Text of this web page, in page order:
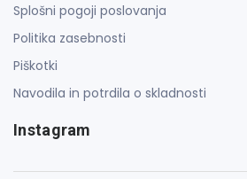
Splošni pogoji poslovanja
Politika zasebnosti
Piškotki
Navodila in potrdila o skladnosti
Instagram